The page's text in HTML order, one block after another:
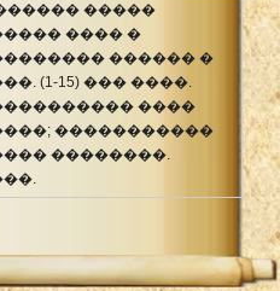
�����
���� �
������ �
(1-15) ��� ����.
����
�����������
��������.